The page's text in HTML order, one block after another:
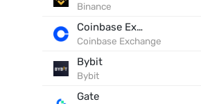
Binance
Coinbase Exchange
Coinbase Exchange
Bybit
Bybit
Gate